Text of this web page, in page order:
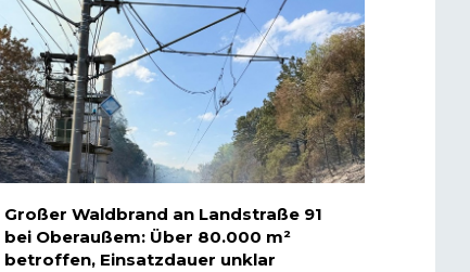
Großer Waldbrand an Landstraße 91
bei Oberaußem: Über 80.000 m²
betroffen, Einsatzdauer unklar